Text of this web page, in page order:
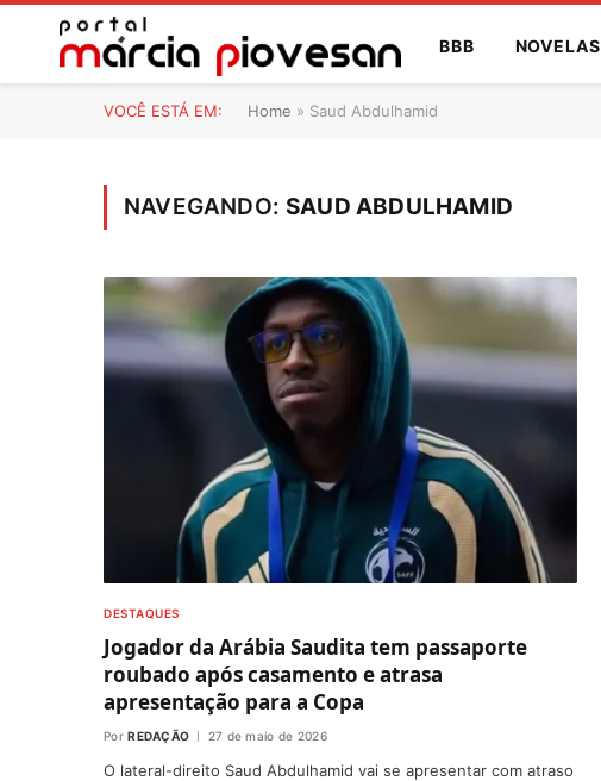
BBB NOVELAS
VOCÊ ESTÁ EM: Home » Saud Abdulhamid
NAVEGANDO: SAUD ABDULHAMID
DESTAQUES
Jogador da Arábia Saudita tem passaporte
roubado após casamento e atrasa
apresentação para a Copa
Por REDAÇÃO 27 de maio de 2026
O lateral-direito Saud Abdulhamid vai se apresentar com atraso